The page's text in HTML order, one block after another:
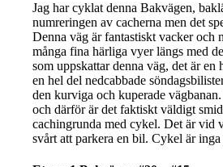
Jag har cyklat denna Bakvägen,
numreringen av cacherna men det
Denna väg är fantastiskt vacker och
många fina härliga vyer längs med
som uppskattar denna väg, det är en
en hel del nedcabbade
den kurviga och kuperade
och därför är det faktiskt väldigt
cachingrunda med cykel. Det är vid
svårt att parkera en bil. Cykel är